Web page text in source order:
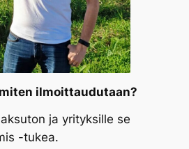
ilmoittaudutaan?
ja yrityksille se
-tukea.